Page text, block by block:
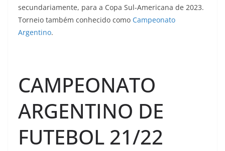
secundariamente, para a Copa Sul-Americana de 2023.
Torneio também conhecido como Campeonato
Argentino.
CAMPEONATO
ARGENTINO DE
FUTEBOL 21/22